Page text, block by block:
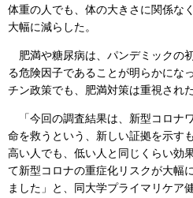
体重の人でも、体の大きさに関係な
大幅に減らした。
肥満や糖尿病は、パンデミックの
る危険因子であることが明らかにな
チン政策でも、肥満対策は重視された
「今回の調査結果は、新型コロナ
命を救うという、新しい証拠を示す
高い人でも、低い人と同じくらい効
て新型コロナの重症化リスクが大幅
ました」と、同大学プライマリケア